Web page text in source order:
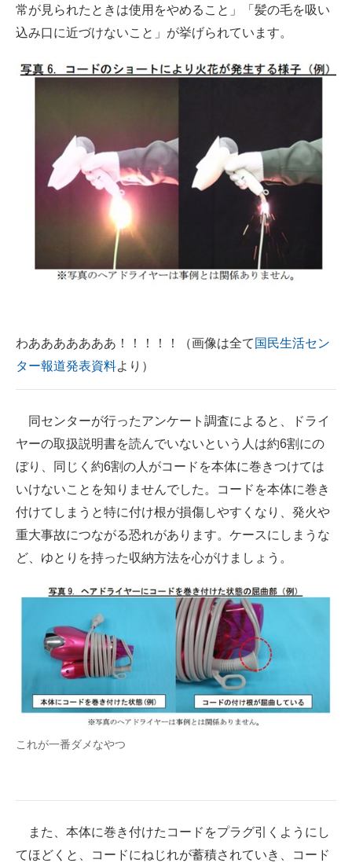
進化するPCとデバイスの未来
企業ITのトレンドを詳説
経営リーダーのコミュニティ
マーケ×ITの今がよく分かる
ITエンジニア向け専門サイト
製造業のIT導入・活用を支援
モノづくり技術者専門サイト
エレクトロニクス専門サイト
電子設計の基本と応用
エネルギーの専門メディア
建設×テクノロジーの最前線
ちょっと気になるネットの話題
常が見られたときは使用をやめること」「髪の毛を吸い
込み口に近づけないこと」が挙げられています。
わあああああああ！！！！！（画像は全て 国民生活セン
ター報道発表資料より）
同センターが行ったアンケート調査によると、ドライ
ヤーの取扱説明書を読んでいないという人は約6割にの
ぼり、同じく約6割の人がコードを本体に巻きつけては
いけないことを知りませんでした。コードを本体に巻き
付けてしまうと特に付け根が損傷しやすくなり、発火や
重大事故につながる恐れがあります。ケースにしまうな
ど、ゆとりを持った収納方法を心がけましょう。
これが一番ダメなやつ
また、本体に巻き付けたコードをプラグ引くようにし
てほどくと、コードにねじれが蓄積されていき、コード